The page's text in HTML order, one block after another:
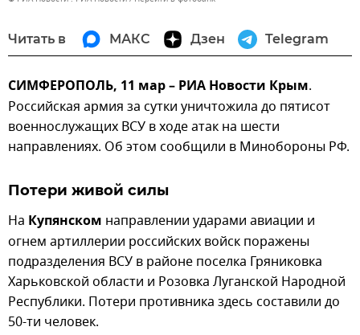
Читать в МАКС Дзен Telegram
СИМФЕРОПОЛЬ, 11 мар – РИА Новости Крым.
Российская армия за сутки уничтожила до пятисот
военнослужащих ВСУ в ходе атак на шести
направлениях. Об этом сообщили в Минобороны РФ.
Потери живой силы
На Купянском направлении ударами авиации и
огнем артиллерии российских войск поражены
подразделения ВСУ в районе поселка Гряниковка
Харьковской области и Розовка Луганской Народной
Республики. Потери противника здесь составили до
50-ти человек.